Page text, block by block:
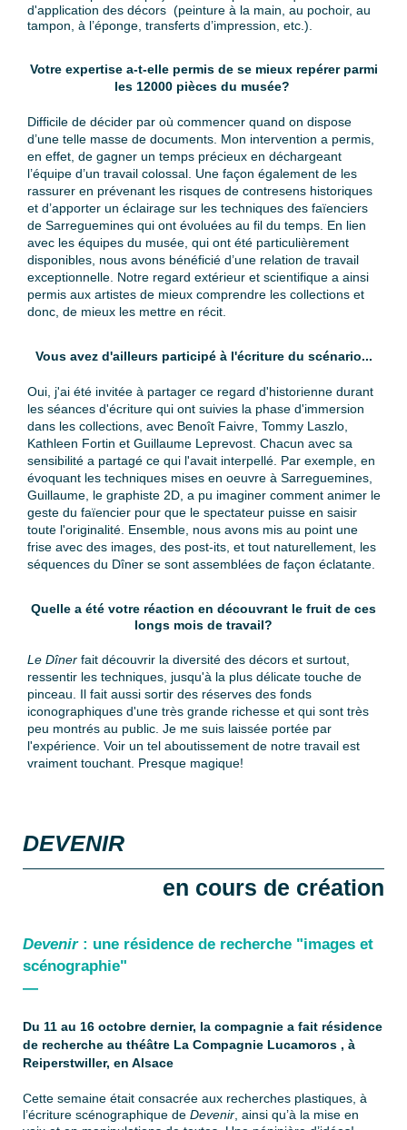
d'application des décors (peinture à la main, au pochoir, au
tampon, à l’éponge, transferts d’impression, etc.).
Votre expertise a-t-elle permis de se mieux repérer parmi
les 12000 pièces du musée?
Difficile de décider par où commencer quand on dispose
d’une telle masse de documents. Mon intervention a permis,
en effet, de gagner un temps précieux en déchargeant
l’équipe d’un travail colossal. Une façon également de les
rassurer en prévenant les risques de contresens historiques
et d’apporter un éclairage sur les techniques des faïenciers
de Sarreguemines qui ont évoluées au fil du temps. En lien
avec les équipes du musée, qui ont été particulièrement
disponibles, nous avons bénéficié d’une relation de travail
exceptionnelle. Notre regard extérieur et scientifique a ainsi
permis aux artistes de mieux comprendre les collections et
donc, de mieux les mettre en récit.
Vous avez d'ailleurs participé à l'écriture du scénario...
Oui, j'ai été invitée à partager ce regard d'historienne durant
les séances d'écriture qui ont suivies la phase d'immersion
dans les collections, avec Benoît Faivre, Tommy Laszlo,
Kathleen Fortin et Guillaume Leprevost. Chacun avec sa
sensibilité a partagé ce qui l'avait interpellé. Par exemple, en
évoquant les techniques mises en oeuvre à Sarreguemines,
Guillaume, le graphiste 2D, a pu imaginer comment animer le
geste du faïencier pour que le spectateur puisse en saisir
toute l'originalité. Ensemble, nous avons mis au point une
frise avec des images, des post-its, et tout naturellement, les
séquences du Dîner se sont assemblées de façon éclatante.
Quelle a été votre réaction en découvrant le fruit de ces
longs mois de travail?
Le Dîner fait découvrir la diversité des décors et surtout,
ressentir les techniques, jusqu'à la plus délicate touche de
pinceau. Il fait aussi sortir des réserves des fonds
iconographiques d'une très grande richesse et qui sont très
peu montrés au public. Je me suis laissée portée par
l'expérience. Voir un tel aboutissement de notre travail est
vraiment touchant. Presque magique!
DEVENIR
en cours de création
Devenir: une résidence de recherche "images et
scénographie"
—
Du 11 au 16 octobre dernier, la compagnie a fait résidence
de recherche au théâtre La Compagnie Lucamoros , à
Reiperstwiller, en Alsace
Cette semaine était consacrée aux recherches plastiques, à
l’écriture scénographique de Devenir , ainsi qu’à la mise en